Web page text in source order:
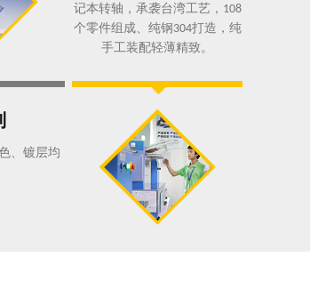
、镀层均
记本转轴，承袭台湾工艺， 108
个零件组成、纯钢 304打造，纯
手工装配轻薄精致。